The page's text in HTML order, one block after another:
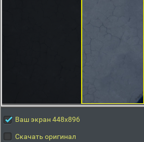
Ваш экран 448x896
Скачать оригинал